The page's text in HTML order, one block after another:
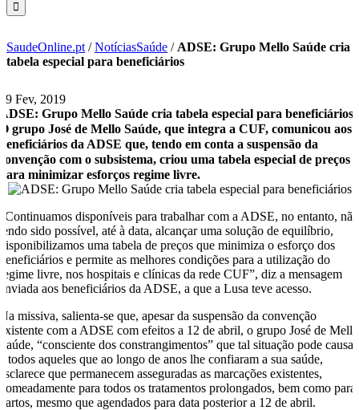
SaudeOnline.pt /NotíciasSaúde / ADSE: Grupo Mello Saúde cria
tabela especial para beneficiários
19 Fev, 2019
ADSE: Grupo Mello Saúde cria tabela especial para beneficiários
O grupo José de Mello Saúde, que integra a CUF, comunicou aos
beneficiários da ADSE que, tendo em conta a suspensão da
convenção com o subsistema, criou uma tabela especial de preços
para minimizar esforços regime livre.
“Continuamos disponíveis para trabalhar com a ADSE, no entanto, não
tendo sido possível, até à data, alcançar uma solução de equilíbrio,
disponibilizamos uma tabela de preços que minimiza o esforço dos
beneficiários e permite as melhores condições para a utilização do
regime livre, nos hospitais e clínicas da rede CUF”, diz a mensagem
enviada aos beneficiários da ADSE, a que a Lusa teve acesso.
Na missiva, salienta-se que, apesar da suspensão da convenção
existente com a ADSE com efeitos a 12 de abril, o grupo José de Mello
Saúde, “consciente dos constrangimentos” que tal situação pode causar
a todos aqueles que ao longo de anos lhe confiaram a sua saúde,
esclarece que permanecem asseguradas as marcações existentes,
nomeadamente para todos os tratamentos prolongados, bem como para
partos, mesmo que agendados para data posterior a 12 de abril.